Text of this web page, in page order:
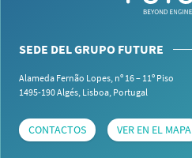
SEDE DEL GRUPO FUTURE
Alameda Fernão Lopes, nº 16 – 11º Piso
1495-190 Algés, Lisboa, Portugal
CONTACTOS VER EN EL MAPA